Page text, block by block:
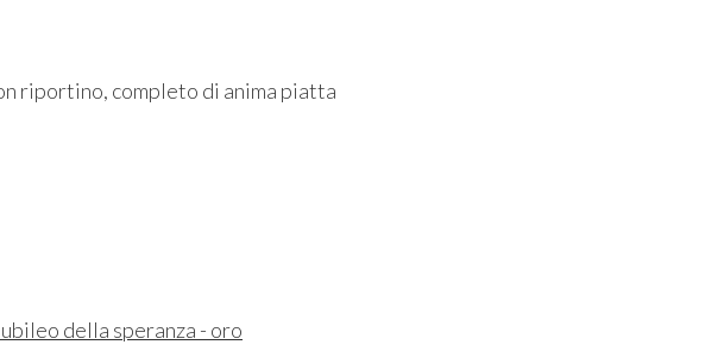
riportino, completo di anima piatta
della speranza - oro